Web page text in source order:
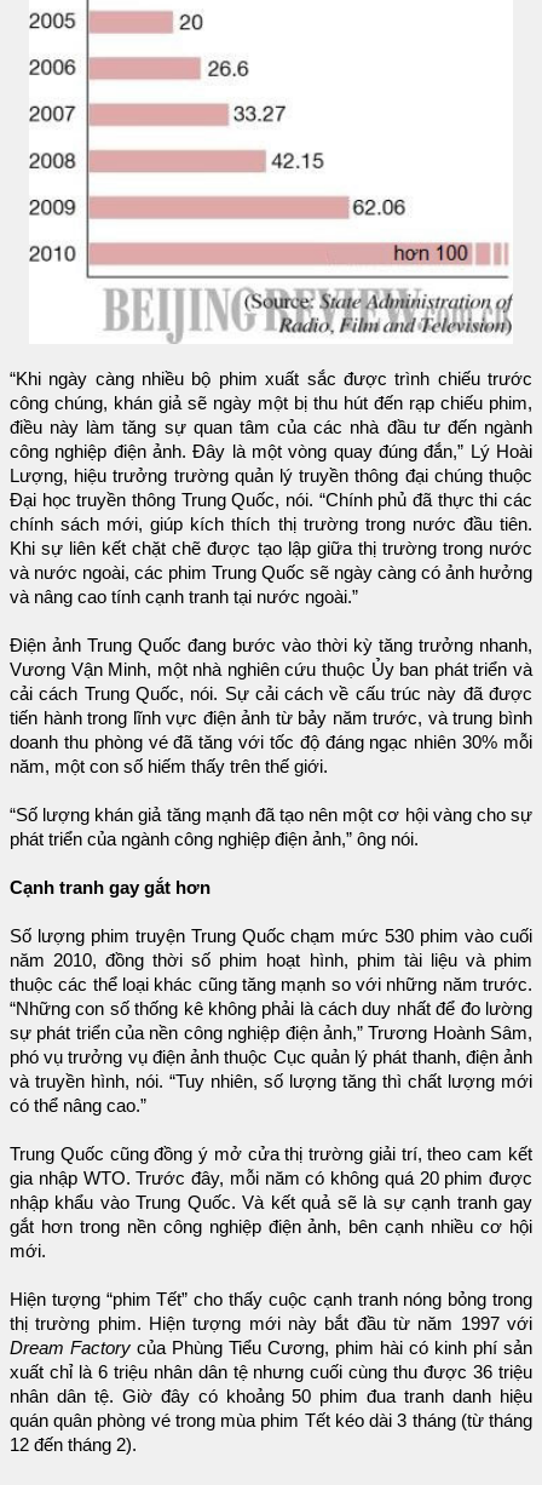
“Khi ngày càng nhiều bộ phim xuất sắc được trình chiếu trước
công chúng, khán giả sẽ ngày một bị thu hút đến rạp chiếu phim,
điều này làm tăng sự quan tâm của các nhà đầu tư đến ngành
công nghiệp điện ảnh. Đây là một vòng quay đúng đắn,” Lý Hoài
Lượng, hiệu trưởng trường quản lý truyền thông đại chúng thuộc
Đại học truyền thông Trung Quốc, nói. “Chính phủ đã thực thi các
chính sách mới, giúp kích thích thị trường trong nước đầu tiên.
Khi sự liên kết chặt chẽ được tạo lập giữa thị trường trong nước
và nước ngoài, các phim Trung Quốc sẽ ngày càng có ảnh hưởng
và nâng cao tính cạnh tranh tại nước ngoài.”
Điện ảnh Trung Quốc đang bước vào thời kỳ tăng trưởng nhanh,
Vương Vận Minh, một nhà nghiên cứu thuộc Ủy ban phát triển và
cải cách Trung Quốc, nói. Sự cải cách về cấu trúc này đã được
tiến hành trong lĩnh vực điện ảnh từ bảy năm trước, và trung bình
doanh thu phòng vé đã tăng với tốc độ đáng ngạc nhiên 30% mỗi
năm, một con số hiếm thấy trên thế giới.
“Số lượng khán giả tăng mạnh đã tạo nên một cơ hội vàng cho sự
phát triển của ngành công nghiệp điện ảnh,” ông nói.
Cạnh tranh gay gắt hơn
Số lượng phim truyện Trung Quốc chạm mức 530 phim vào cuối
năm 2010, đồng thời số phim hoạt hình, phim tài liệu và phim
thuộc các thể loại khác cũng tăng mạnh so với những năm trước.
“Những con số thống kê không phải là cách duy nhất để đo lường
sự phát triển của nền công nghiệp điện ảnh,” Trương Hoành Sâm,
phó vụ trưởng vụ điện ảnh thuộc Cục quản lý phát thanh, điện ảnh
và truyền hình, nói. “Tuy nhiên, số lượng tăng thì chất lượng mới
có thể nâng cao.”
Trung Quốc cũng đồng ý mở cửa thị trường giải trí, theo cam kết
gia nhập WTO. Trước đây, mỗi năm có không quá 20 phim được
nhập khẩu vào Trung Quốc. Và kết quả sẽ là sự cạnh tranh gay
gắt hơn trong nền công nghiệp điện ảnh, bên cạnh nhiều cơ hội
mới.
Hiện tượng “phim Tết” cho thấy cuộc cạnh tranh nóng bỏng trong
thị trường phim. Hiện tượng mới này bắt đầu từ năm 1997 với
Dream Factory của Phùng Tiểu Cương, phim hài có kinh phí sản
xuất chỉ là 6 triệu nhân dân tệ nhưng cuối cùng thu được 36 triệu
nhân dân tệ. Giờ đây có khoảng 50 phim đua tranh danh hiệu
quán quân phòng vé trong mùa phim Tết kéo dài 3 tháng (từ tháng
12 đến tháng 2).